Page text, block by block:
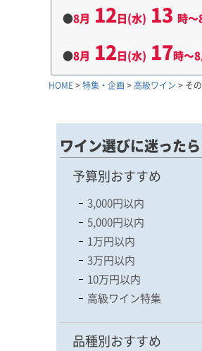
●8月 12日(水) 13 時～
●8月 12日(水) 17時～8
HOME 特集・企画 高級ワイン そ
ワイン選びに迷ったら
予算別おすすめ
3,000円以内
5,000円以内
1万円以内
3万円以内
10万円以内
高級ワイン特集
品種別おすすめ